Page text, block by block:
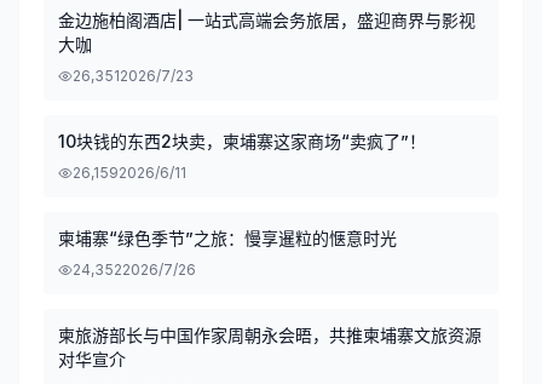
金边施柏阁酒店| 一站式高端会务旅居，盛迎商界与影视
大咖
26,3512026/7/23
10块钱的东西2块卖，柬埔寨这家商场“卖疯了”！
26,1592026/6/11
柬埔寨“绿色季节”之旅：慢享暹粒的惬意时光
24,3522026/7/26
柬旅游部长与中国作家周朝永会晤，共推柬埔寨文旅资源
对华宣介